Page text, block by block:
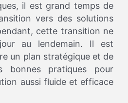
il est grand temps de
vers des solutions
cette transition ne
au lendemain. Il est
un plan stratégique et de
bonnes pratiques pour
aussi fluide et efficace